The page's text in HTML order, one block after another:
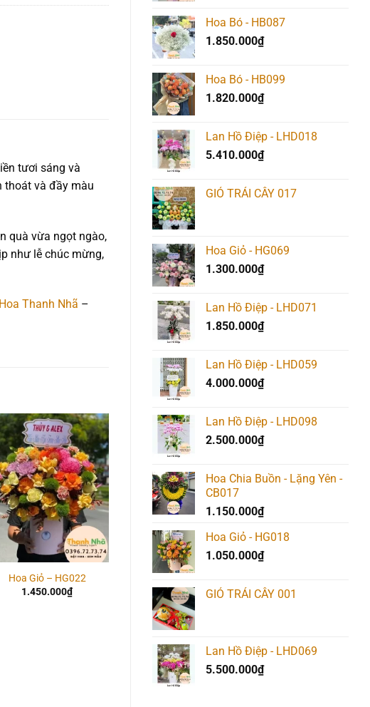
Hoa Bó - HB087
1.850.000₫
Hoa Bó - HB099
1.820.000₫
Lan Hồ Điệp - LHD018
5.410.000₫
GIỎ TRÁI CÂY 017
Hoa Giỏ - HG069
1.300.000₫
Lan Hồ Điệp - LHD071
1.850.000₫
Lan Hồ Điệp - LHD059
4.000.000₫
Lan Hồ Điệp - LHD098
2.500.000₫
Hoa Chia Buồn - Lặng Yên -
CB017
1.150.000₫
Hoa Giỏ - HG018
1.050.000₫
GIỎ TRÁI CÂY 001
Lan Hồ Điệp - LHD069
5.500.000₫
tươi sáng và
thoát và đầy màu
quà vừa ngọt ngào,
như lễ chúc mừng,
Hoa Thanh Nhã –
Add to
wishlist
Hoa Giỏ – HG022
1.450.000₫
1.550.000
₫